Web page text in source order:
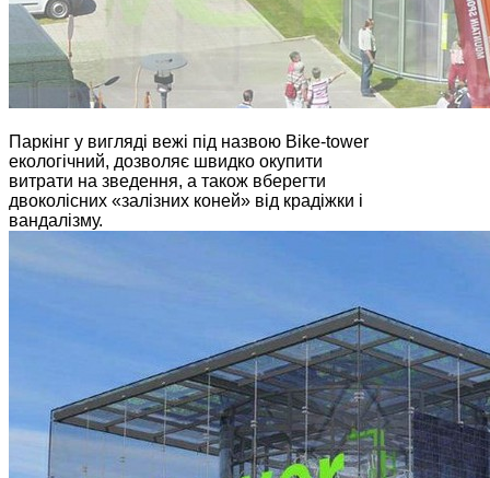
Паркінг у вигляді вежі під назвою Bike-tower
екологічний, дозволяє швидко окупити
витрати на зведення, а також вберегти
двоколісних «залізних коней» від крадіжки і
вандалізму.